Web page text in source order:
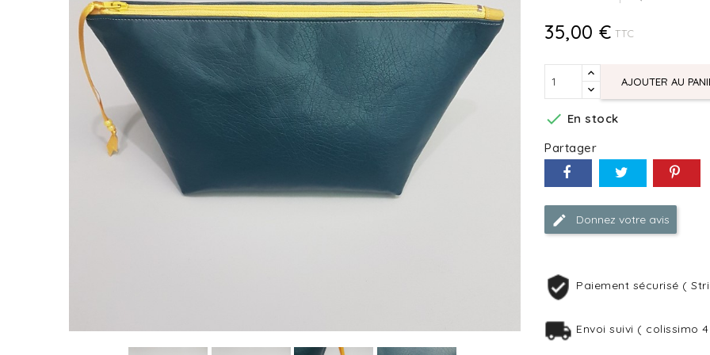
35,00 € TTC
AJOUTER AU
 En stock
Partager
Donnez votre avis
Paiement sécurisé (
Envoi suivi ( colissimo